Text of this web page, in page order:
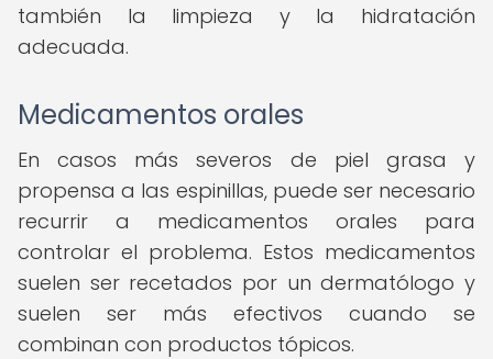
también la limpieza y la hidratación
adecuada.
Medicamentos orales
En casos más severos de piel grasa y
propensa a las espinillas, puede ser necesario
recurrir a medicamentos orales para
controlar el problema. Estos medicamentos
suelen ser recetados por un dermatólogo y
suelen ser más efectivos cuando se
combinan con productos tópicos.